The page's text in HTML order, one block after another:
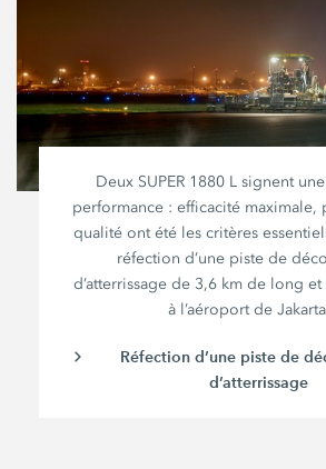
Deux SUPER 1880 L signent
performance : efficacité maximale,
qualité ont été les critères
réfection d’une piste de
d’atterrissage de 3,6 kmde long et
à l’aéroport de
Réfection d’une piste de
d’atterrissage